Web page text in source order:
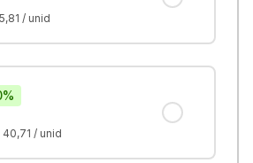
/ unid
40,71 / unid